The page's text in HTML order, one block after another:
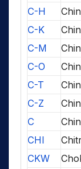
C-H
C-K
C-M
C-O
C-T
C-Z
C
CHI
CKW